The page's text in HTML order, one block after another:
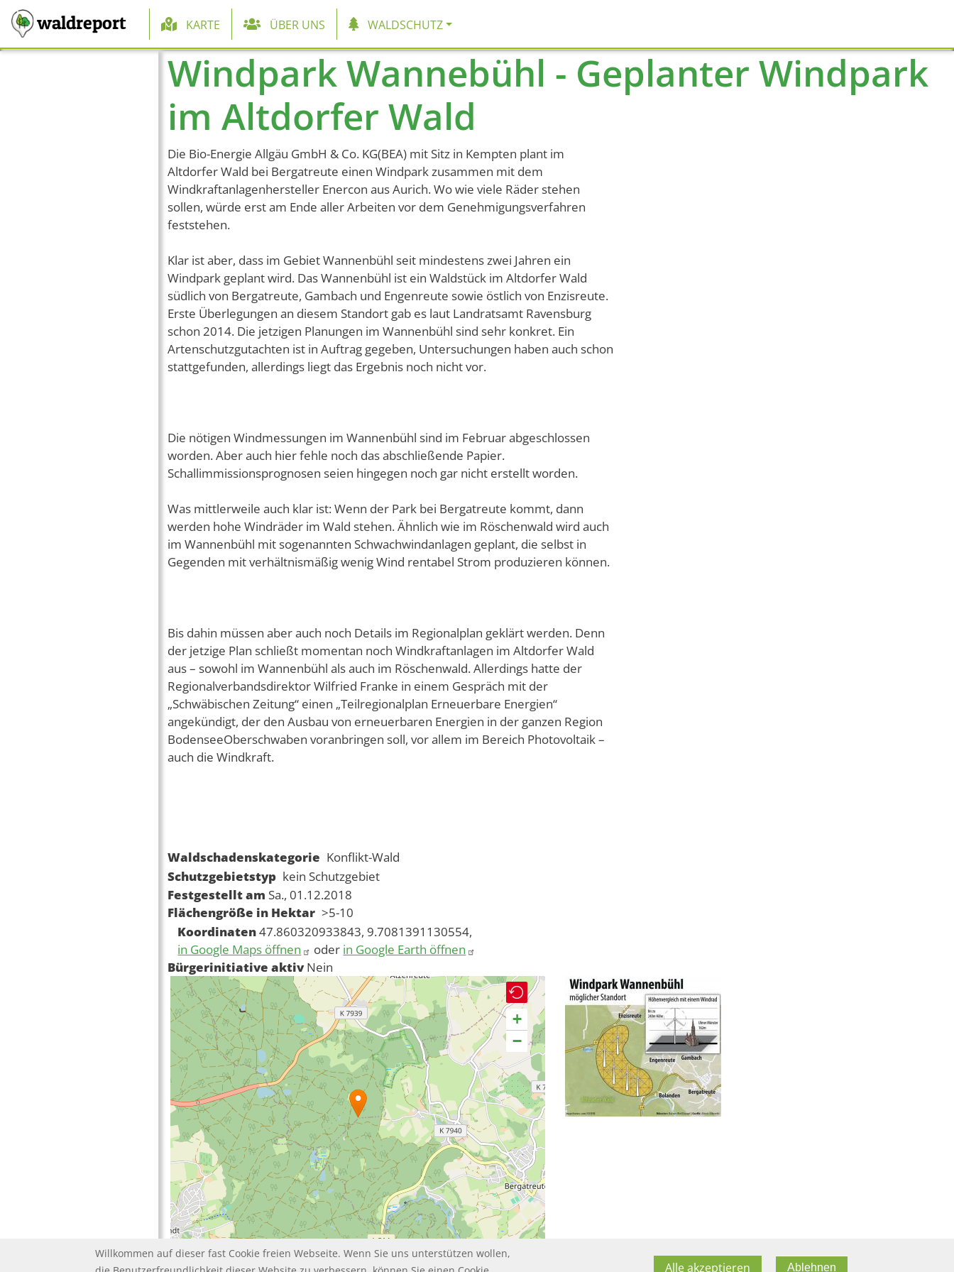
waldreport Hauptnavigation
KARTE ÜBER UNS WALDSCHUTZ
Windpark Wannebühl - Geplanter Windpark
im Altdorfer Wald
Die Bio-Energie Allgäu GmbH & Co. KG(BEA) mit Sitz in Kempten plant im
Altdorfer Wald bei Bergatreute einen Windpark zusammen mit dem
Windkraftanlagenhersteller Enercon aus Aurich. Wo wie viele Räder stehen
sollen, würde erst am Ende aller Arbeiten vor dem Genehmigungsverfahren
feststehen.
Klar ist aber, dass im Gebiet Wannenbühl seit mindestens zwei Jahren ein
Windpark geplant wird. Das Wannenbühl ist ein Waldstück im Altdorfer Wald
südlich von Bergatreute, Gambach und Engenreute sowie östlich von Enzisreute.
Erste Überlegungen an diesem Standort gab es laut Landratsamt Ravensburg
schon 2014. Die jetzigen Planungen im Wannenbühl sind sehr konkret. Ein
Artenschutzgutachten ist in Auftrag gegeben, Untersuchungen haben auch schon
stattgefunden, allerdings liegt das Ergebnis noch nicht vor.
Die nötigen Windmessungen im Wannenbühl sind im Februar abgeschlossen
worden. Aber auch hier fehle noch das abschließende Papier.
Schallimmissionsprognosen seien hingegen noch gar nicht erstellt worden.
Was mittlerweile auch klar ist: Wenn der Park bei Bergatreute kommt, dann
werden hohe Windräder im Wald stehen. Ähnlich wie im Röschenwald wird auch
im Wannenbühl mit sogenannten Schwachwindanlagen geplant, die selbst in
Gegenden mit verhältnismäßig wenig Wind rentabel Strom produzieren können.
Bis dahin müssen aber auch noch Details im Regionalplan geklärt werden. Denn
der jetzige Plan schließt momentan noch Windkraftanlagen im Altdorfer Wald
aus – sowohl im Wannenbühl als auch im Röschenwald. Allerdings hatte der
Regionalverbandsdirektor Wilfried Franke in einem Gespräch mit der
„Schwäbischen Zeitung“ einen „Teilregionalplan Erneuerbare Energien“
angekündigt, der den Ausbau von erneuerbaren Energien in der ganzen Region
BodenseeOberschwaben voranbringen soll, vor allem im Bereich Photovoltaik –
auch die Windkraft.
Waldschadenskategorie Konflikt-Wald
Schutzgebietstyp kein Schutzgebiet
Festgestellt am Sa., 01.12.2018
Flächengröße in Hektar >5-10
Koordinaten47.860320933843, 9.7081391130554,
in Google Maps öffnen
oder in Google Earth öffnen
Bürgerinitiative aktiv Nein
+
−
Leaflet | ©OpenStreetMap contributors
Willkommen auf dieser fast Cookie freien Webseite. Wenn Sie uns unterstützen wollen,
Alle akzeptieren Ablehnen